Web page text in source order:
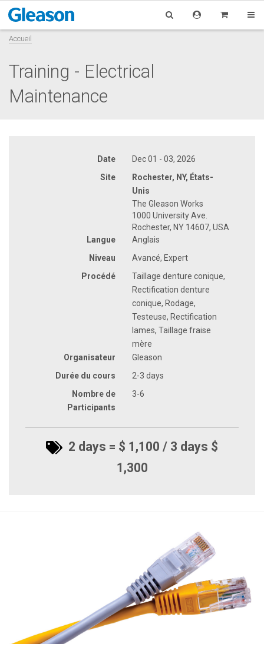
Accueil
Training - Electrical
Maintenance
Date
Dec 01 - 03, 2026
Site
Rochester, NY, États-
Unis
The Gleason Works
1000 University Ave.
Rochester, NY 14607, USA
Langue
Anglais
Niveau
Avancé, Expert
Procédé
Taillage denture conique,
Rectification denture
conique, Rodage,
Testeuse, Rectification
lames, Taillage fraise
mère
Organisateur
Gleason
Durée du cours
2-3 days
Nombre de
Participants
3-6
2 days = $ 1,100 / 3 days $
1,300